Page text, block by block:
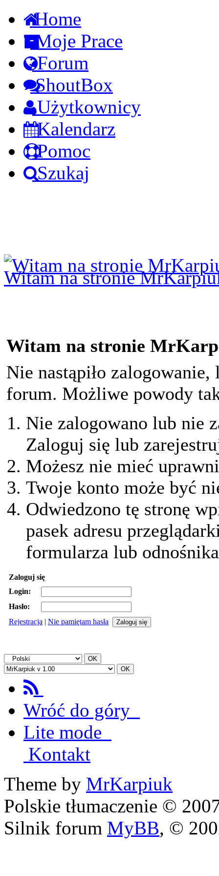
Home
Moje Prace
Forum
ShoutBox
Użytkownicy
Kalendarz
Pomoc
Szukaj
Witam na stronie
Witam na stronie
Nie nastąpiło
forum. Możliwe powody
Nie zalogowano lub nie
Zaloguj się lub
Możesz nie mieć
Twoje konto może być
Odwiedzono tę stronę
pasek adresu
formularza lub
Zaloguj się
Login:
Hasło:
Rejestracja | Nie pamiętam hasła
Wróć do góry
Lite mode
Kontakt
Theme by MrKarpiuk
Polskie tłumaczenie ©
Silnik forum MyBB, ©